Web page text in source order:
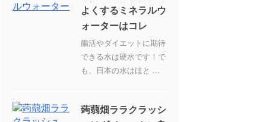
よくするミネラルウ
ォーターはコレ
腸活やダイエットに期待
できる水は硬水です！で
も、日本の水はほと ...
蒟蒻畑ララクラッシ